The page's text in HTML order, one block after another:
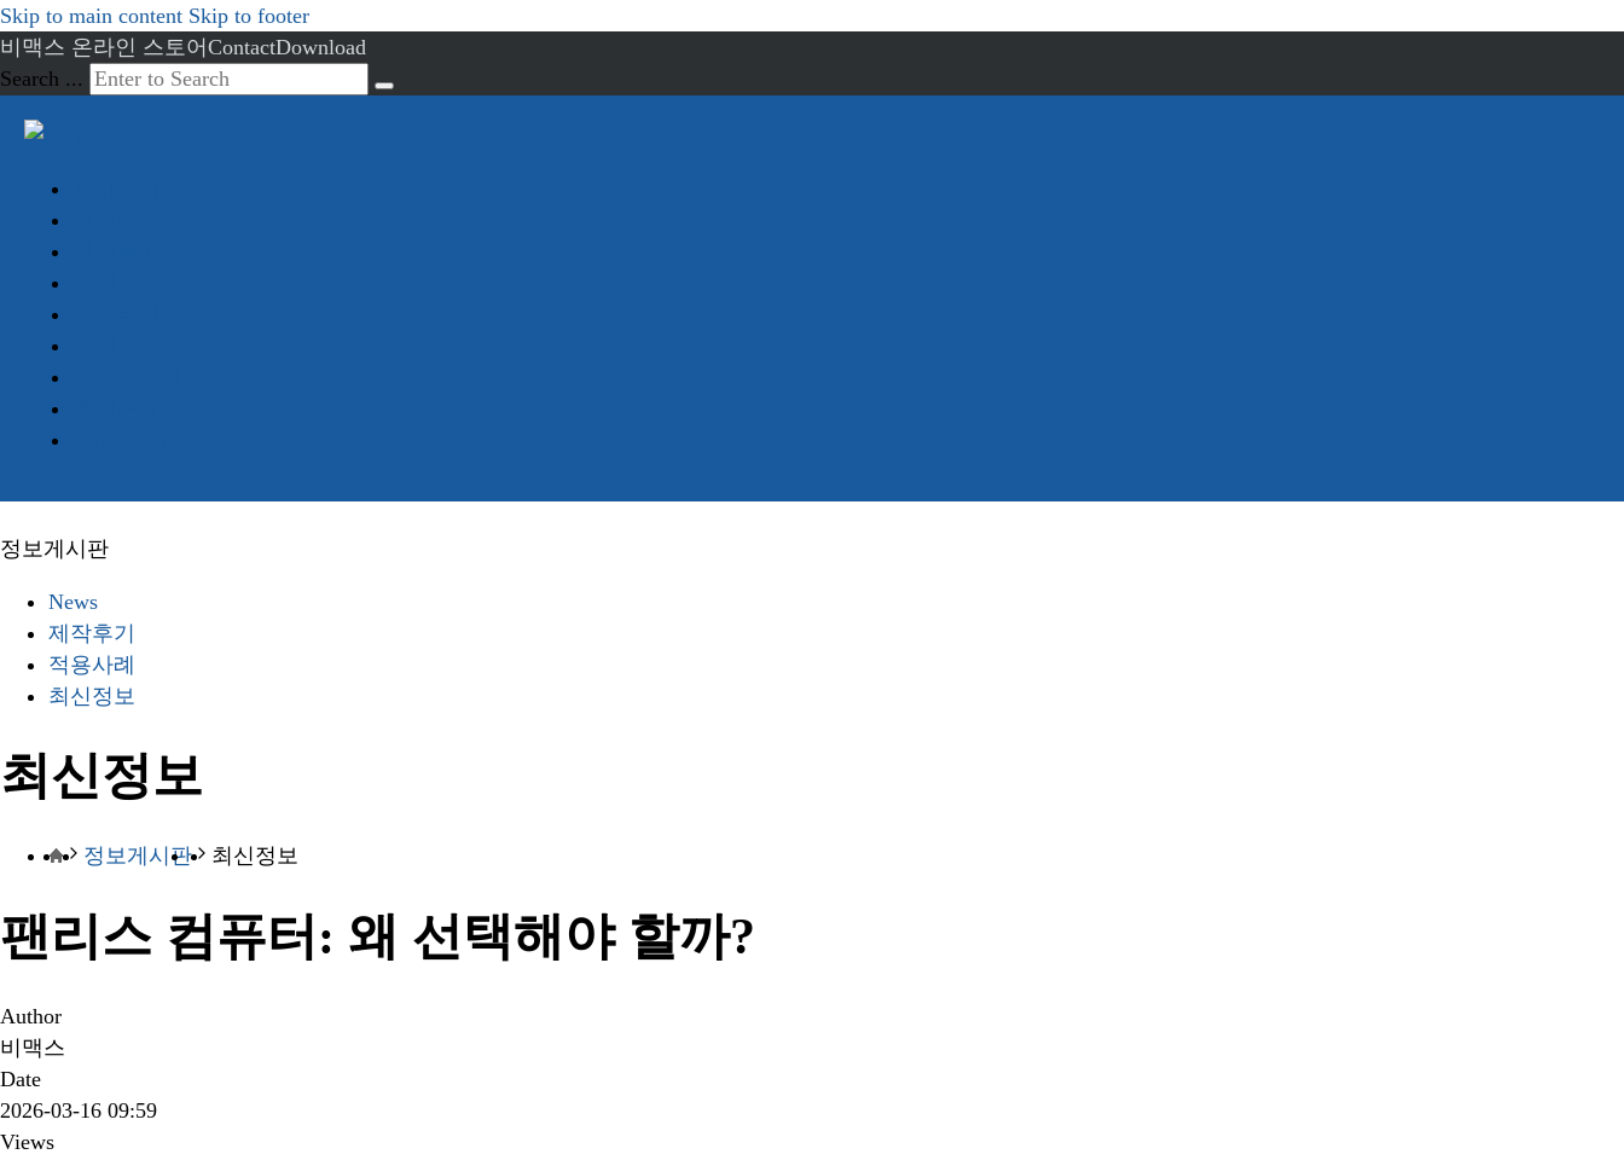
Skip to main content Skip to footer
비맥스 온라인 스토어 ContactDownload
Search ...
정보게시판
News
제작후기
적용사례
최신정보
최신정보
정보게시판 최신정보
팬리스 컴퓨터: 왜 선택해야 할까?
Author
비맥스
Date
2026-03-16 09:59
Views